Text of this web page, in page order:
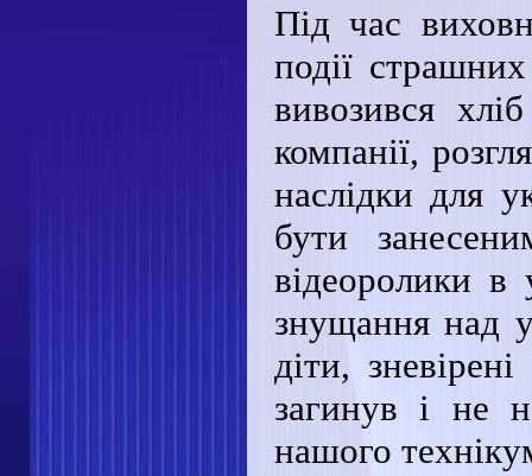
Під час
події
вивозився
компанії,
наслідки для
бути
відеоролики в
знущання над
діти,
загинув і не
нашого